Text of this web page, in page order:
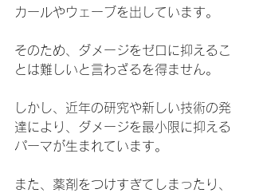
カールやウェーブを出しています。
そのため、ダメージをゼロに抑えるこ
とは難しいと言わざるを得ません。
しかし、近年の研究や新しい技術の発
達により、ダメージを最小限に抑える
パーマが生まれています。
また、薬剤をつけすぎてしまったり、